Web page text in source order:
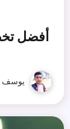
أفضل
يوسف